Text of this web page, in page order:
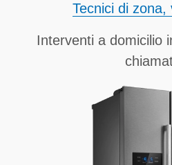
Tecnici di zona,
Interventi a domicilio